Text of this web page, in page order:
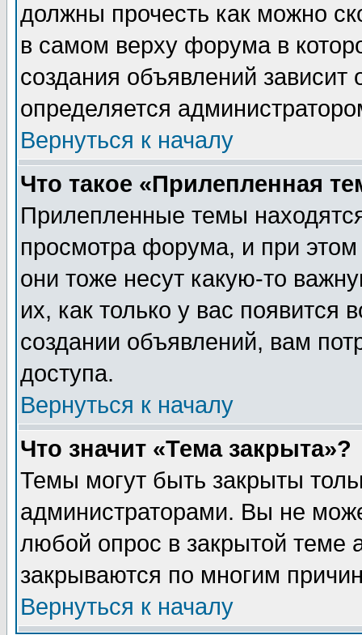
должны прочесть как можно
в самом верху форума в
создания объявлений зависит
определяется
Вернуться к началу
Что такое «Прилепленная
Прилепленные темы
просмотра форума, и при
они тоже несут какую-то
их, как только у вас появится
создании объявлений, вам
доступа.
Вернуться к началу
Что значит «Тема закрыта»?
Темы могут быть закрыты
администраторами. Вы не
любой опрос в закрытой теме
закрываются по многим
Вернуться к началу